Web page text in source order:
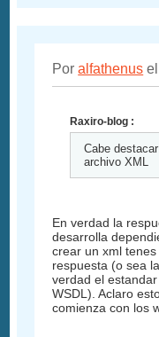
Poralfathenus
Raxiro-blog :
Cabe
archivo XML
En verdad la
desarrolla
crear un xml
respuesta (o sea
verdad el
WSDL). Aclaro
comienza con los